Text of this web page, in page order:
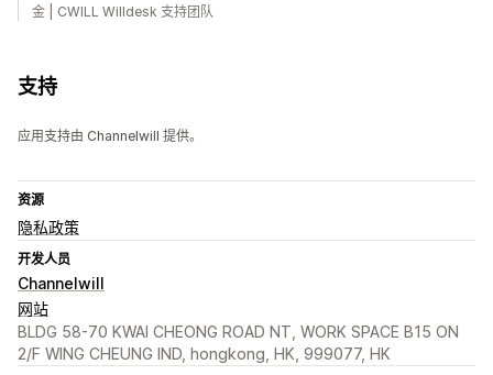
金 | CWILL Willdesk 支持团队
支持
应用支持由 Channelwill 提供。
资源
隐私政策
开发人员
Channelwill
网站
BLDG 58-70 KWAI CHEONG ROAD NT, WORK SPACE B15 ON
2/F WING CHEUNG IND, hongkong, HK, 999077, HK